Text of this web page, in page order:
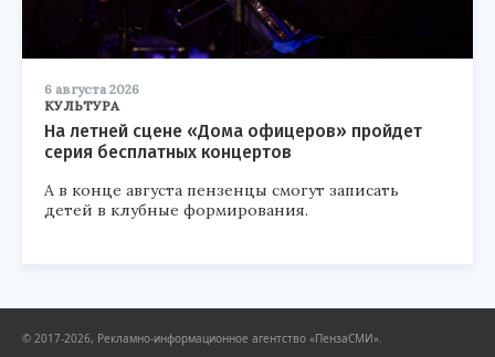
6 августа 2026
КУЛЬТУРА
На летней сцене «Дома офицеров» пройдет
серия бесплатных концертов
А в конце августа пензенцы смогут записать
детей в клубные формирования.
© 2017-2026, Рекламно-информационное агентство «ПензаСМИ».